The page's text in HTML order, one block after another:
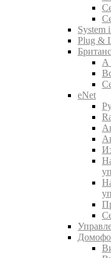
System
Plug &
A
eNet